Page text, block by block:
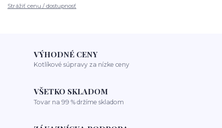
Strážiť cenu / dostupnosť
VÝHODNÉ CENY
Kotlíkové súpravy za nízke ceny
VŠETKO SKLADOM
Tovar na 99 % držíme skladom